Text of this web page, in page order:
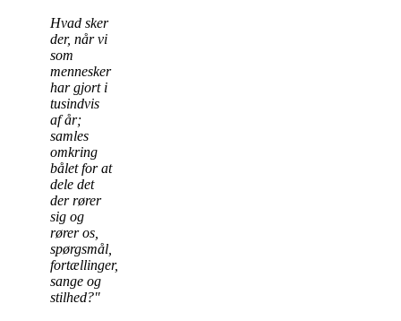
Hvad sker
der, når vi
som
mennesker
har gjort i
tusindvis
af år;
samles
omkring
bålet for at
dele det
der rører
sig og
rører os,
spørgsmål,
fortællinger,
sange og
stilhed?"